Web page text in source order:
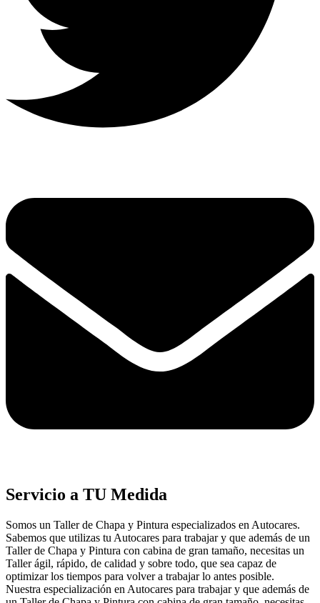
Servicio a TU Medida
Somos un Taller de Chapa y Pintura especializados en Autocares.
Sabemos que utilizas tu Autocares para trabajar y que además de un
Taller de Chapa y Pintura con cabina de gran tamaño, necesitas un
Taller ágil, rápido, de calidad y sobre todo, que sea capaz de
optimizar los tiempos para volver a trabajar lo antes posible.
Nuestra especialización en Autocares para trabajar y que además de